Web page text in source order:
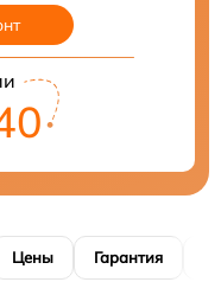
Цены Гарантия